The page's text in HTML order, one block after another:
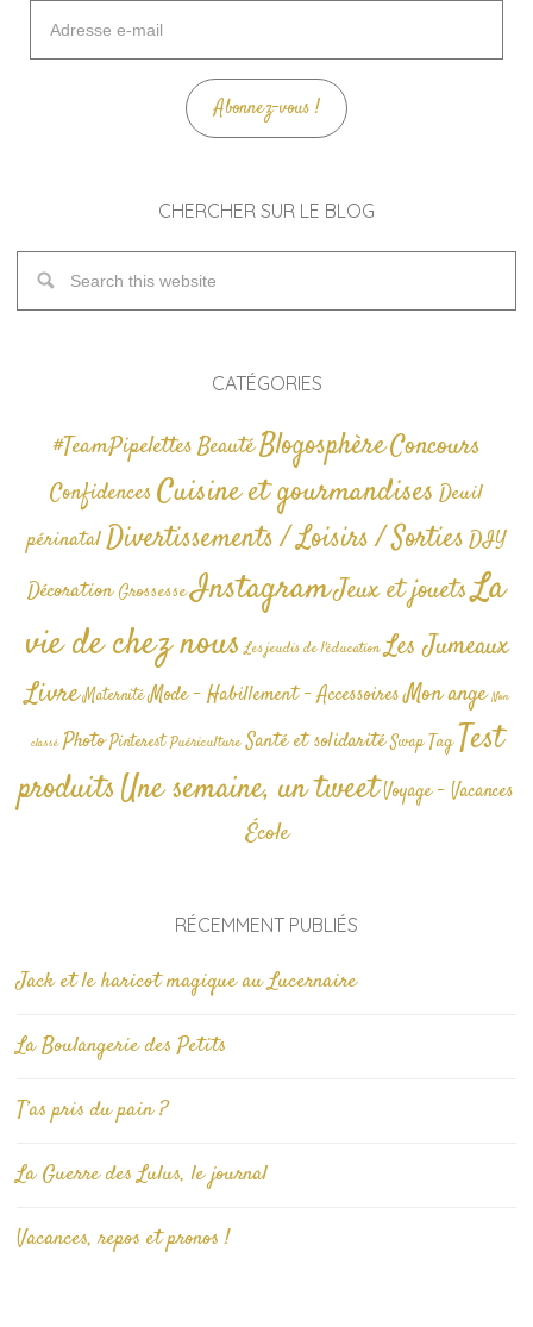
mail
Abonnez-vous !
CHERCHER SUR LE BLOG
CATÉGORIES
#TeamPipelettesBeautéBlogosphèreConcours
Confidences Cuisine et gourmandises Deuil
périnatalDivertissements / Loisirs / SortiesDIY
Décoration GrossesseInstagramJeux et jouetsLa
vie de chez nous Les jeudis de l'éducation Les Jumeaux
Livre Maternité Mode - Habillement - AccessoiresMon ange Non
classé Photo Pinterest Puériculture Santé et solidarité Swap TagTest
produitsUne semaine, un tweetVoyage - Vacances
École
RÉCEMMENT PUBLIÉS
Jack et le haricot magique au Lucernaire
La Boulangerie des Petits
T’as pris du pain ?
La Guerre des Lulus, le journal
Vacances, repos et pronos !